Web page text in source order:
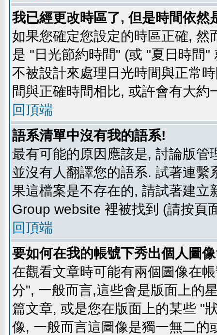
我已經更改時區了, 但是時間依然
如果您確定您設定的時區正確,
是 "日光節約時間" (或 "夏日時間
不被設計來處理日光時間與正常
間與正確時間相比, 或許會有大約
回頂端
語系清單中沒有我的語系!
最有可能的原因應該是, 討論版
並沒有人翻譯您的語系. 試著連
果這檔案是不存在的, 請試著建
Group website 裡被找到 (請按頁
回頂端
要如何在我的帳號下秀出個人圖
在觀看文章時可能有兩個圖像在
分", 一般而言,這些會是版面上的
篇文章, 或是您在版面上的某些 "
像, 一般而言這圖像是獨一無二